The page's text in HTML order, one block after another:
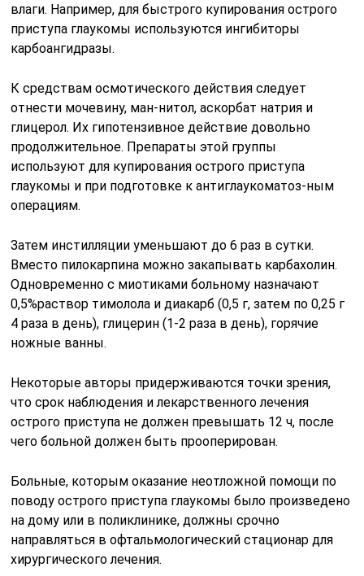
влаги. Например, для быстрого купирования острого
приступа глаукомы используются ингибиторы
карбоангидразы.
К средствам осмотического действия следует
отнести мочевину, ман-нитол, аскорбат натрия и
глицерол. Их гипотензивное действие довольно
продолжительное. Препараты этой группы
используют для купирования острого приступа
глаукомы и при подготовке к антиглаукоматоз-ным
операциям.
Затем инстилляции уменьшают до 6 раз в сутки.
Вместо пилокарпина можно закапывать карбахолин.
Одновременно с миотиками больному назначают
0,5%раствор тимолола и диакарб (0,5 г, затем по 0,25 г
4 раза в день), глицерин (1-2 раза в день), горячие
ножные ванны.
Некоторые авторы придерживаются точки зрения,
что срок наблюдения и лекарственного лечения
острого приступа не должен превышать 12 ч, после
чего больной должен быть прооперирован.
Больные, которым оказание неотложной помощи по
поводу острого приступа глаукомы было произведено
на дому или в поликлинике, должны срочно
направляться в офтальмологический стационар для
хирургического лечения.